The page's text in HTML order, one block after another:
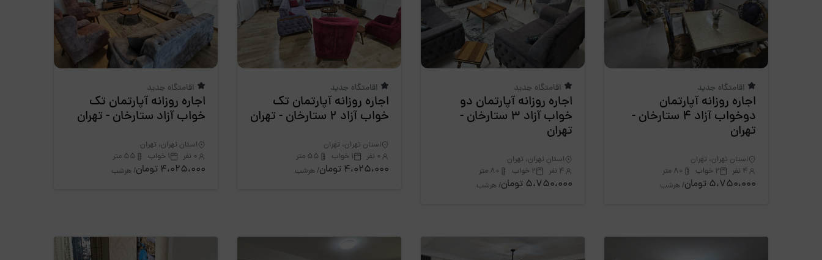
اقامتگاه جدید
اجاره روزانه آپارتمان
دوخواب آزاد 4 ستارخان -
تهران
استان تهران، تهران
4 نفر
2 خواب 80 متر
5،750،000 تومان / هرشب
اقامتگاه جدید
اجاره روزانه آپارتمان دو
خواب آزاد 3 ستارخان -
تهران
استان تهران، تهران
4 نفر
2 خواب 80 متر
5،750،000 تومان / هرشب
اقامتگاه جدید
اجاره روزانه آپارتمان تک
خواب آزاد 2 ستارخان - تهران
استان تهران، تهران
0 نفر
1 خواب 55 متر
4،025،000 تومان / هرشب
اقامتگاه جدید
اجاره روزانه آپارتمان تک
خواب آزاد ستارخان - تهران
استان تهران، تهران
0 نفر
1 خواب 55 متر
4،025،000 تومان / هرشب